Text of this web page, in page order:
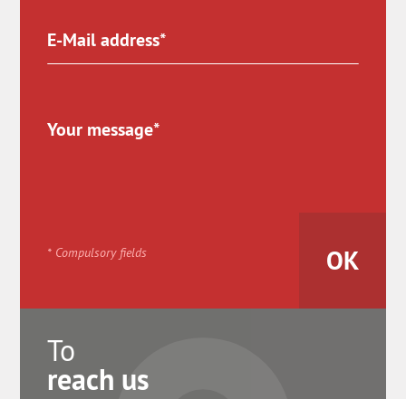
* Compulsory fields
To
reach us